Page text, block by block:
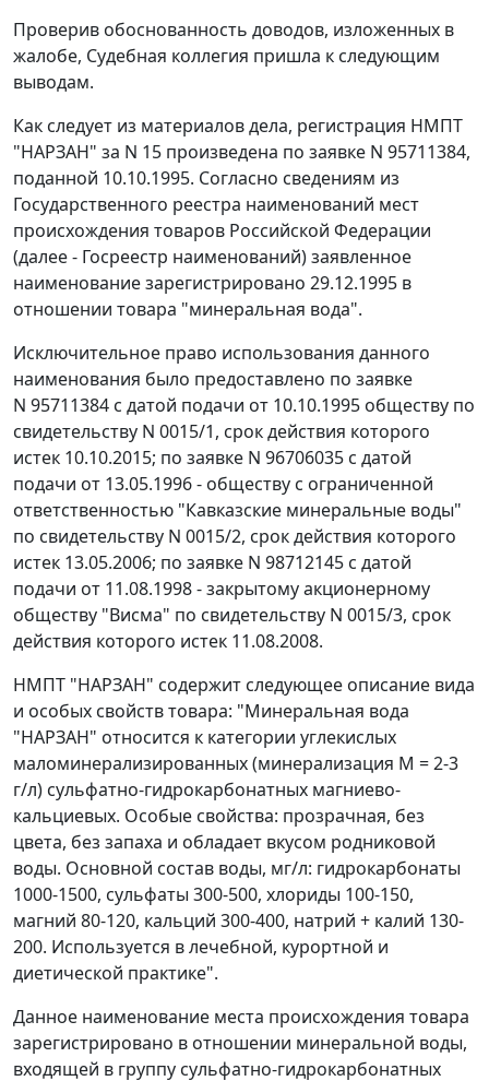
Проверив обоснованность доводов, изложенных в
жалобе, Судебная коллегия пришла к следующим
выводам.
Как следует из материалов дела, регистрация НМПТ
"НАРЗАН" за N 15 произведена по заявке N 95711384,
поданной 10.10.1995. Согласно сведениям из
Государственного реестра наименований мест
происхождения товаров Российской Федерации
(далее - Госреестр наименований) заявленное
наименование зарегистрировано 29.12.1995 в
отношении товара "минеральная вода".
Исключительное право использования данного
наименования было предоставлено по заявке
N 95711384 с датой подачи от 10.10.1995 обществу по
свидетельству N 0015/1, срок действия которого
истек 10.10.2015; по заявке N 96706035 с датой
подачи от 13.05.1996 - обществу с ограниченной
ответственностью "Кавказские минеральные воды"
по свидетельству N 0015/2, срок действия которого
истек 13.05.2006; по заявке N 98712145 с датой
подачи от 11.08.1998 - закрытому акционерному
обществу "Висма" по свидетельству N 0015/3, срок
действия которого истек 11.08.2008.
НМПТ "НАРЗАН" содержит следующее описание вида
и особых свойств товара: "Минеральная вода
"НАРЗАН" относится к категории углекислых
маломинерализированных (минерализация М = 2-3
г/л) сульфатно-гидрокарбонатных магниево-
кальциевых. Особые свойства: прозрачная, без
цвета, без запаха и обладает вкусом родниковой
воды. Основной состав воды, мг/л: гидрокарбонаты
1000-1500, сульфаты 300-500, хлориды 100-150,
магний 80-120, кальций 300-400, натрий + калий 130-
200. Используется в лечебной, курортной и
диетической практике".
Данное наименование места происхождения товара
зарегистрировано в отношении минеральной воды,
входящей в группу сульфатно-гидрокарбонатных